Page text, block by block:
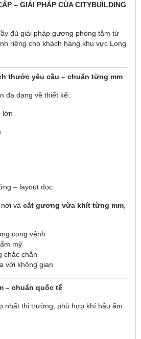
– GIẢI PHÁP CỦA CITYBUILDING
đủ giải pháp gương phòng tắm từ
riêng cho khách hàng khu vực Long
thước yêu cầu – chuẩn từng mm
đa dạng về thiết kế:
lớn
– layout dọc
và cắt gương vừa khít từng mm
cong vênh
mỹ
chắc chắn
với không gian
– chuẩn quốc tế
nhất thị trường, phù hợp khí hậu ẩm